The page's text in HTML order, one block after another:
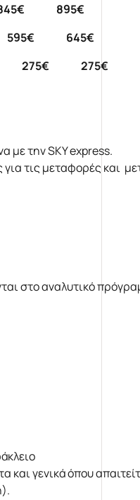
895€
645€
275€ 275€
με την SΚΥ express.
τις μεταφορές και
στο αναλυτικό
και γενικά όπου